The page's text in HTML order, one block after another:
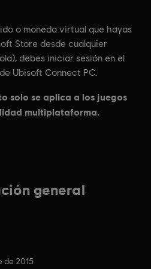
general
de 2015